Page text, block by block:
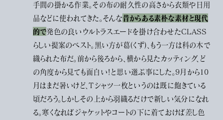
手間の掛かる作業。その布の耐久性の高さから衣類や日用
品などに使われてきた。そんな昔からある素朴な素材と現代
的で発色の良いウルトラスエードを掛け合わせたCLASS
らしい提案のベスト。黒い方が葛(くず)、もう一方は科の木で
織られた布だ。前から後ろから、横から見たカッティング、ど
の角度から見ても面白い！と思い選ぶ事にした。9月から10
月はまだ暑いけど、Tシャツ一枚というのは既に飽きている
頃だろう。しかしその上から羽織るだけで新しい気分になれ
る。寒くなればジャケットやコートの下に着ておけば差し色